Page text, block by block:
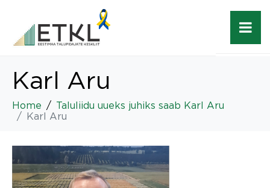
Karl Aru
Home
Taluliidu uueks juhiks saab Karl Aru
Karl Aru